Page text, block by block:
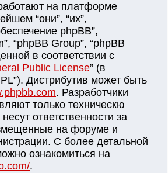
на платформе
“они”, “их”,
phpBB”,
“phpBB Group”, “phpBB
в соответствии с
Public License” (в
Дистрибутив может быть
. Разработчики
только техническю
ответственности за
на форуме и
С более детальной
ознакомиться на
.